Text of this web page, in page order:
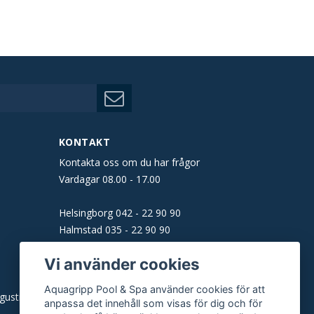
KONTAKT
Kontakta oss om du har frågor
Vardagar 08.00 - 17.00
Helsingborg 042 - 22 90 90
Halmstad 035 - 22 90 90
Båstad0431 - 160 61
Malmö040 - 22 90 90
E-post: info@aquagripp.se
Vi använder cookies
Aquagripp Pool & Spa använder cookies för att
anpassa det innehåll som visas för dig och för